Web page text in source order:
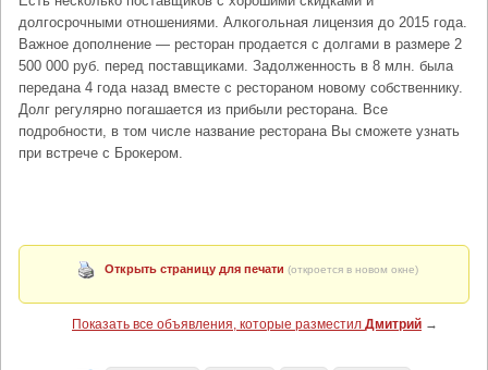
долгосрочными отношениями. Алкогольная лицензия до 2015 года.
Важное дополнение — ресторан продается с долгами в размере 2
500 000 руб. перед поставщиками. Задолженность в 8 млн. была
передана 4 года назад вместе с рестораном новому собственнику.
Долг регулярно погашается из прибыли ресторана. Все
подробности, в том числе название ресторана Вы сможете узнать
при встрече с Брокером.
Открыть страницу для печати (откроется в новом окне)
Показать все объявления, которые разместил Дмитрий →